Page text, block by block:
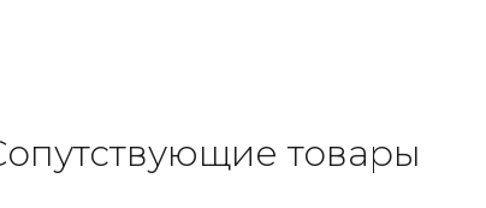
товары